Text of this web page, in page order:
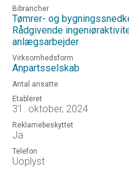
Bibrancher
Tømrer- og
Rådgivende
anlægsarbejder
Virksomhedsform
Anpartsselskab
Antal ansatte
Etableret
31. oktober, 2024
Reklamebeskyttet
Ja
Telefon
Uoplyst